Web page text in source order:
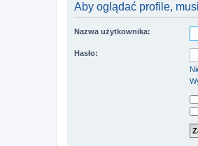
Aby oglądać profile,
Nazwa użytkownika:
Hasło: